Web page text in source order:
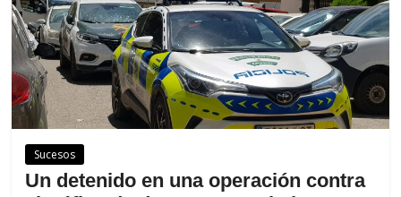
Sucesos
Un detenido en una operación contra